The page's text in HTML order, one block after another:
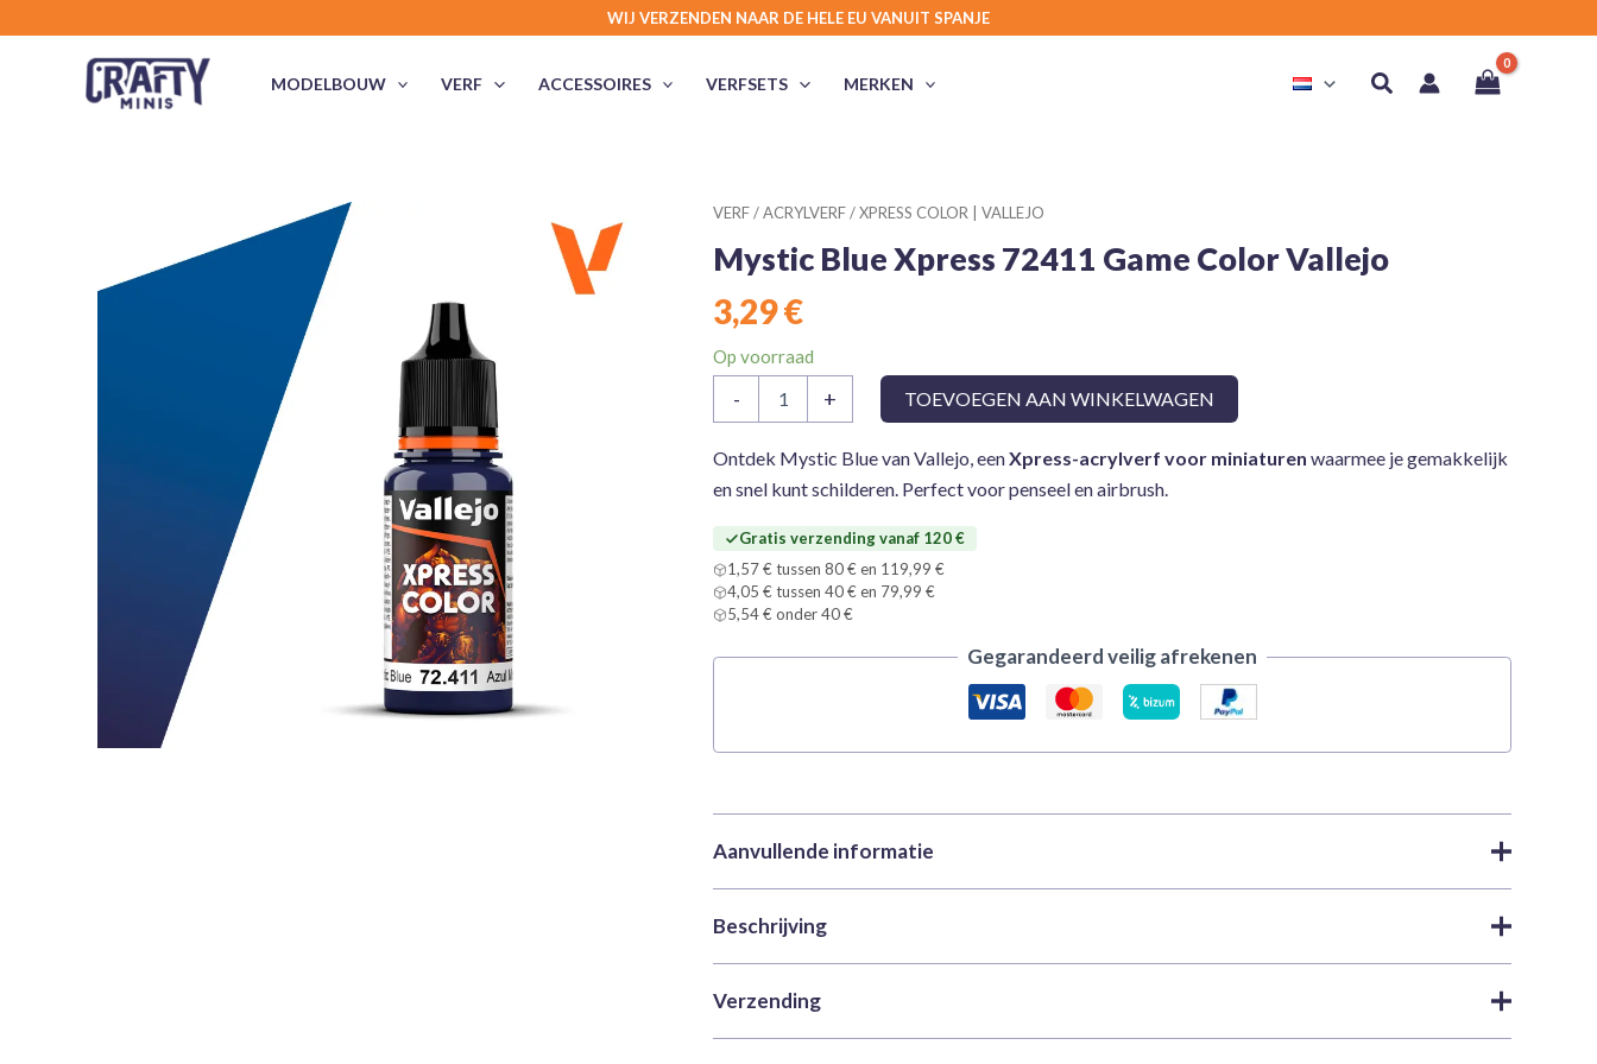
WIJ VERZENDEN NAAR DE HELE EU VANUIT SPANJE
MODELBOUW VERF ACCESSOIRES VERFSETS MERKEN Zoeken
VERF/ACRYLVERF/XPRESS COLOR | VALLEJO
Mystic Blue Xpress 72411 Game Color Vallejo
3,29€
Op voorraad
-
Blue
72411
Vallejo
+ TOEVOEGEN AAN WINKELWAGEN
Ontdek Mystic Blue van Vallejo, eenXpress-acrylverf voor miniaturen waarmee je gemakkelijk
en snel kunt schilderen. Perfect voor penseel en airbrush.
Gratis verzending vanaf 120 €
1,57 € tussen 80 € en 119,99 €
4,05 € tussen 40 € en 79,99 €
5,54 € onder 40 €
Gegarandeerd veilig afrekenen
Aanvullende informatie
Merk
Categorieën
Acrylverf,Verf,Xpress Color | Vallejo
SKU
Gewicht
0,035 kg
Beschrijving
Ontdek de mogelijkheden met de
Verzending